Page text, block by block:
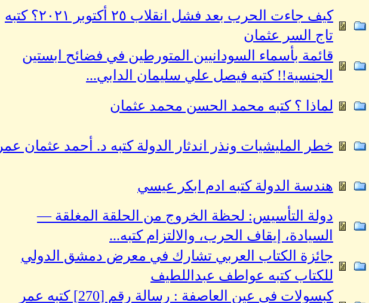
كيف جاءت الحرب بعد فشل انقلاب ٢٥ أكتوبر ٢٠٢١؟ كتبه
تاج السر عثمان
قائمة بأسماء السودانيين المتورطين في فضائح ابستين
الجنسية!! كتبه فيصل علي سليمان الدابي...
لماذا ؟ كتبه محمد الحسن محمد عثمان
خطر المليشيات ونذر اندثار الدولة كتبه د. أحمد عثمان عمر
هندسة الدولة كتبه ادم ابكر عيسي
دولة التأسيس: لحظة الخروج من الحلقة المغلقة —
السيادة، إيقاف الحرب، والالتزام كتبه...
جائزة الكتاب العربي تشارك في معرض دمشق الدولي
للكتاب كتبه عواطف عبداللطيف
كبسولات في عين العاصفة : رسالة رقم [270] كتبه عمر